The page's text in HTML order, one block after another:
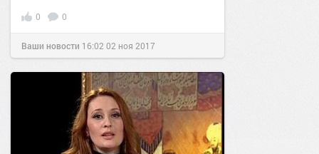
0 0
Ваши новости 16:02 02 ноя 2017